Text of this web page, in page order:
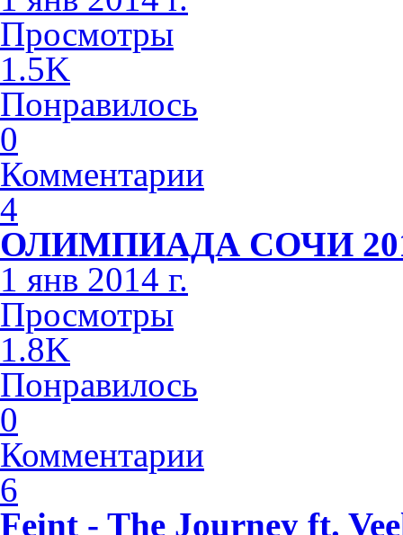
Просмотры
1.5K
Понравилось
0
Комментарии
4
ОЛИМПИАДА СОЧИ
1 янв 2014 г.
Просмотры
1.8K
Понравилось
0
Комментарии
6
Feint - The Journey ft.